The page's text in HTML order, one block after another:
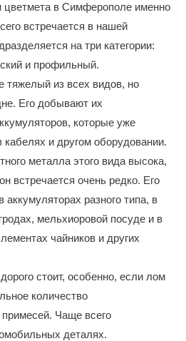
в Симферополе именно
встречается в нашей
на три категории:
и профильный.
тяжелый из всех видов, но
Его добывают их
которые уже
и другом оборудовании.
металла этого вида высока,
встречается очень редко. Его
аккумуляторах разного типа, в
мельхиоровой посуде и в
чайников и других
стоит, особенно, если лом
количество
Чаще всего
деталях.